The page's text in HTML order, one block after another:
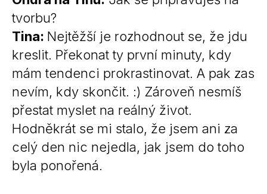
tvorbu?
Tina: Nejtěžší je rozhodnout se, že jdu
kreslit. Překonat ty první minuty, kdy
mám tendenci prokrastinovat. A pak zas
nevím, kdy skončit. :) Zároveň nesmíš
přestat myslet na reálný život.
Hodněkrát se mi stalo, že jsem ani za
celý den nic nejedla, jak jsem do toho
byla ponořená.